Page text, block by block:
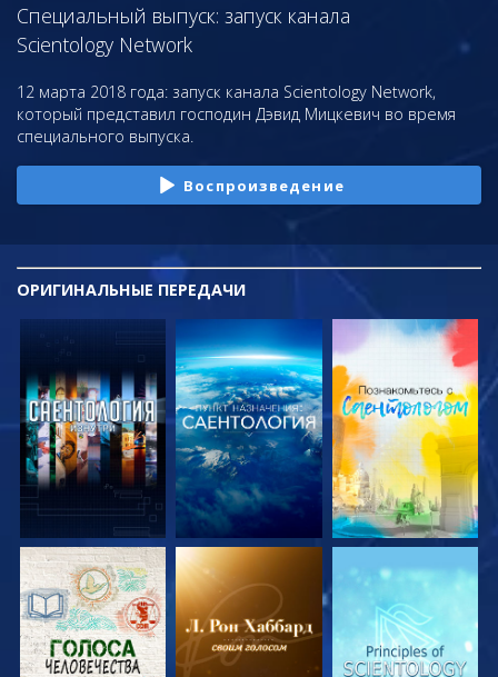
Специальный выпуск: запуск канала
Scientology Network
12 марта 2018 года: запуск канала Scientology Network,
который представил господин Дэвид Мицкевич во время
специального выпуска.
Воспроизведение
ОРИГИНАЛЬНЫЕ ПЕРЕДАЧИ
СМОТРЕТЬ
ПЕРЕДАЧИ
СМОТРЕТЬ
ПЕРЕДАЧИ
СМОТРЕТЬ
ПЕРЕДАЧИ